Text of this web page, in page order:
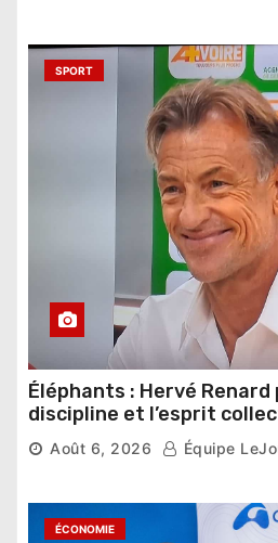
SPORT
Éléphants : Hervé
discipline et l’esprit
nouveau départ
Août 6, 2026 Équipe
ÉCONOMIE